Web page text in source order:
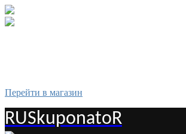
Перейти в магазин
RUSkuponatoR